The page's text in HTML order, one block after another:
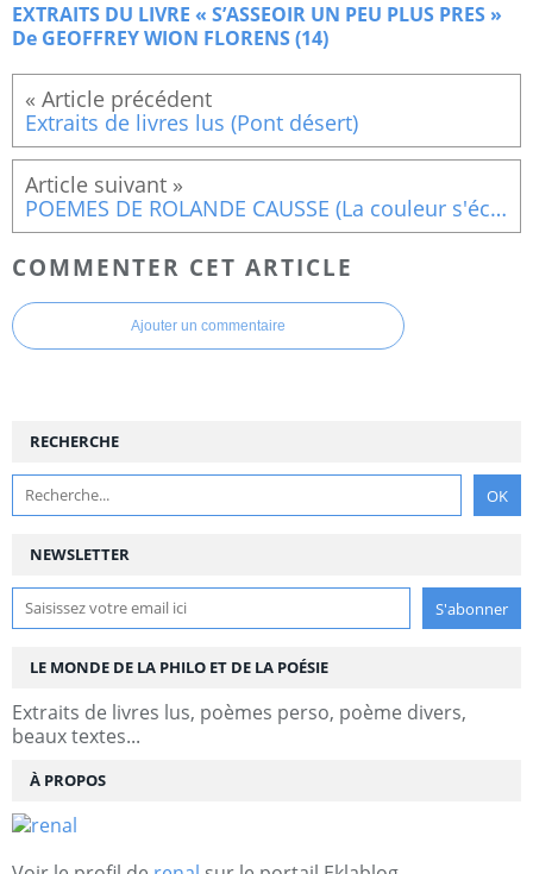
EXTRAITS DU LIVRE « S’ASSEOIR UN PEU PLUS PRES »
De GEOFFREY WION FLORENS (14)
Extraits de livres lus (Pont désert)
POEMES DE ROLANDE CAUSSE (La couleur s'écoute)
COMMENTER CET ARTICLE
Ajouter un commentaire
NEWSLETTER
RECHERCHE
LE MONDE DE LA PHILO ET DE LA POÉSIE
Extraits de livres lus, poèmes perso, poème divers,
beaux textes...
À PROPOS